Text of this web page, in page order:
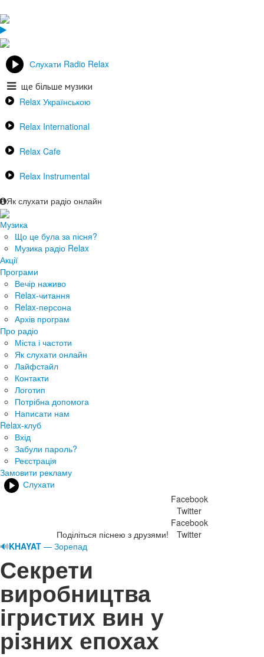
Слухати Radio Relax
ще більше музики
Relax Українською
Relax International
Relax Cafe
Relax Instrumental
Як слухати радіо онлайн
Музика
Що це була за пісня?
Музика радіо Relax
Акції
Програми
Вечір наживо
Relax-читання
Relax-персона
Архів програм
Про радіо
Міста і частоти
Як слухати онлайн
Лайфстайл
Контакти
Логотип
Потрібна допомога
Написати нам
Relax-клуб
Вхід
Забули пароль?
Реєстрація
Замовити рекламу
Слухати
Поділіться піснею з друзями!
Facebook
Twitter
Facebook
Twitter
🔊KHAYAT — Зорепад
Секрети
виробництва
ігристих вин у
різних епохах